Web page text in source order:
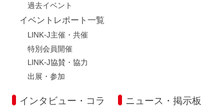
過去イベント
イベントレポート一覧
LINK-J主催・共催
特別会員開催
LINK-J協賛・協力
出展・参加
インタビュー・コラ
ニュース・掲示板